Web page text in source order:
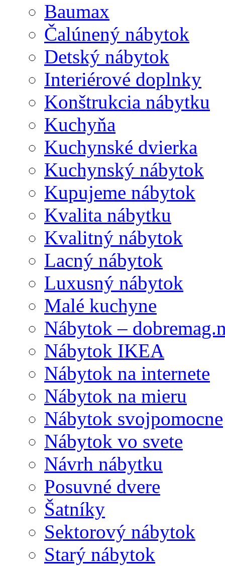
Baumax
Čalúnený nábytok
Detský nábytok
Interiérové doplnky
Konštrukcia nábytku
Kuchyňa
Kuchynské dvierka
Kuchynský nábytok
Kupujeme nábytok
Kvalita nábytku
Kvalitný nábytok
Lacný nábytok
Luxusný nábytok
Malé kuchyne
Nábytok –
Nábytok IKEA
Nábytok na internete
Nábytok na mieru
Nábytok svojpomocne
Nábytok vo svete
Návrh nábytku
Posuvné dvere
Šatníky
Sektorový nábytok
Starý nábytok